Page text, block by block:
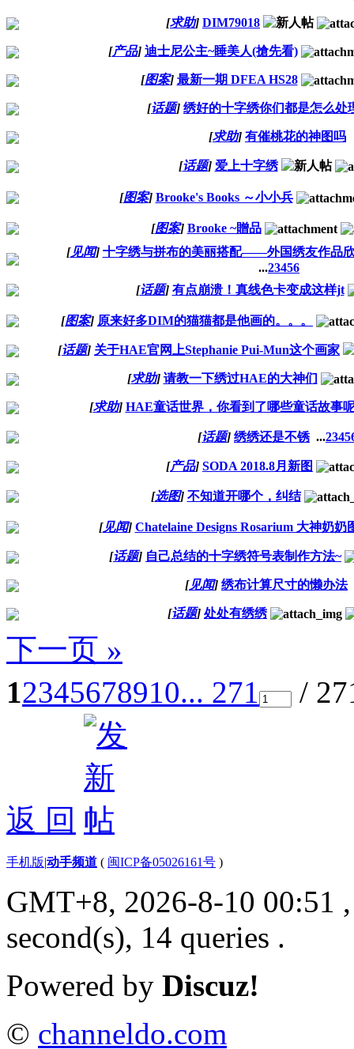
[求助] DIM79018
[产品] 迪士尼公主~睡美人(搶先看)
[图案] 最新一期 DFEA HS28
[话题] 绣好的十字绣你们都是怎么处
[求助] 有催桃花的神图吗
[话题] 爱上十字绣
[图案] Brooke's Books ～小小兵
[图案] Brooke ~贈品
[见闻] 十字绣与拼布的美丽搭配——外国绣友作品
...23456
[话题] 有点崩溃！真线色卡变成这样jt
[图案] 原来好多DIM的猫猫都是他画的。。。
[话题] 关于HAE官网上Stephanie Pui-Mun这个画家
[求助] 请教一下绣过HAE的大神们
[求助] HAE童话世界，你看到了哪些童话故事
[话题] 绣绣还是不锈 ...2345
[产品] SODA 2018.8月新图
[选图] 不知道开哪个，纠结
[见闻] Chatelaine Designs Rosarium 大神奶奶
[话题] 自己总结的十字绣符号表制作方法~
[见闻] 绣布计算尺寸的懒办法
[话题] 处处有绣绣
下一页 »
12345678910... 271 /
返 回
手机版|动手频道 ( 闽ICP备05026161号 )
GMT+8, 2026-8-10 00:51
second(s), 14 queries .
Powered by Discuz!
© channeldo.com